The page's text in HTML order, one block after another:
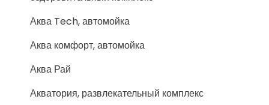
Аква Tech, автомойка
Аква комфорт, автомойка
Аква Рай
Акватория, развлекательный комплекс